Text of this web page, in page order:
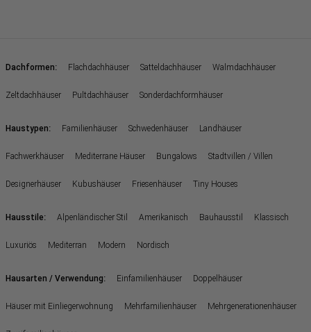
Dachformen: Flachdachhäuser Satteldachhäuser Walmdachhäuser
Zeltdachhäuser Pultdachhäuser Sonderdachformhäuser
Haustypen: Familienhäuser Schwedenhäuser Landhäuser
Fachwerkhäuser Mediterrane Häuser Bungalows Stadtvillen / Villen
Designerhäuser Kubushäuser Friesenhäuser Tiny Houses
Hausstile: Alpenländischer Stil Amerikanisch Bauhausstil Klassisch
Luxuriös Mediterran Modern Nordisch
Hausarten / Verwendung: Einfamilienhäuser Doppelhäuser
Häuser mit Einliegerwohnung Mehrfamilienhäuser Mehrgenerationenhäuser